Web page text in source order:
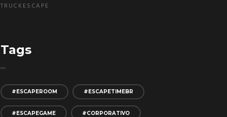
TRUCKESCAPE
Tags
#ESCAPEROOM #ESCAPETIMEBR
#ESCAPEGAME #CORPORATIVO